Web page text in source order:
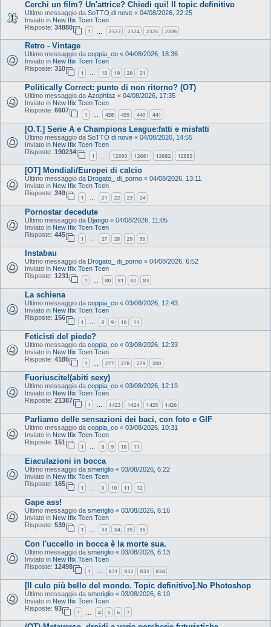
Cerchi un film? Un'attrice? Chiedi qui! Il topic definitivo
Ultimo messaggio da SoTTO di nove « 04/08/2026, 22:25
Inviato in New Ifix Tcen Tcen
Risposte: 34880
1 2323 2324 2325 2326
Retro - Vintage
Ultimo messaggio da coppia_co « 04/08/2026, 18:36
Inviato in New Ifix Tcen Tcen
Risposte: 310
1 … 18 19 20 21
Politically Correct: punto di non ritorno? (OT)
Ultimo messaggio da Azophfaz « 04/08/2026, 17:35
Inviato in New Ifix Tcen Tcen
Risposte: 6607
1 438 439 440 441
[O.T.] Serie A e Champions League:fatti e misfatti
Ultimo messaggio da SoTTO di nove « 04/08/2026, 14:55
Inviato in New Ifix Tcen Tcen
Risposte: 190234
1 12680 12681 12682 12683
[OT] Mondiali/Europei di calcio
Ultimo messaggio da Drogato_ di_porno « 04/08/2026, 13:11
Inviato in New Ifix Tcen Tcen
Risposte: 349
1 … 21 22 23 24
Pornostar decedute
Ultimo messaggio da Django « 04/08/2026, 11:05
Inviato in New Ifix Tcen Tcen
Risposte: 445
1 27 28 29 30
Instabau
Ultimo messaggio da Drogato_ di_porno « 04/08/2026, 6:52
Inviato in New Ifix Tcen Tcen
Risposte: 1231
1 80 81 82 83
La schiena
Ultimo messaggio da coppia_co « 03/08/2026, 12:43
Inviato in New Ifix Tcen Tcen
Risposte: 156
1 … 8 9 10 11
Feticisti del piede?
Ultimo messaggio da coppia_co « 03/08/2026, 12:33
Inviato in New Ifix Tcen Tcen
Risposte: 4185
1 277 278 279 280
Fuoriuscite!(abiti sexy)
Ultimo messaggio da coppia_co « 03/08/2026, 12:19
Inviato in New Ifix Tcen Tcen
Risposte: 21387
1 … 1423 1424 1425 1426
Parliamo delle sensazioni dei baci, con foto e GIF
Ultimo messaggio da coppia_co « 03/08/2026, 10:31
Inviato in New Ifix Tcen Tcen
Risposte: 151
1 … 8 9 10 11
Eiaculazioni in bocca
Ultimo messaggio da smeriglio « 03/08/2026, 6:22
Inviato in New Ifix Tcen Tcen
Risposte: 165
1 9 10 11 12
Gape ass!
Ultimo messaggio da smeriglio « 03/08/2026, 6:16
Inviato in New Ifix Tcen Tcen
Risposte: 539
1 … 33 34 35 36
Con l'uccello in bocca è la morte sua.
Ultimo messaggio da smeriglio « 03/08/2026, 6:13
Inviato in New Ifix Tcen Tcen
Risposte: 12498
1 … 831 832 833 834
[Il culo più bello del mondo. Topic definitivo].No Photoshop
Ultimo messaggio da smeriglio « 03/08/2026, 6:10
Inviato in New Ifix Tcen Tcen
Risposte: 93
1 4 5 6 7